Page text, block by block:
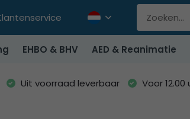
EHBO & BHV AED & Reanimatie
Uit voorraad leverbaar Voor